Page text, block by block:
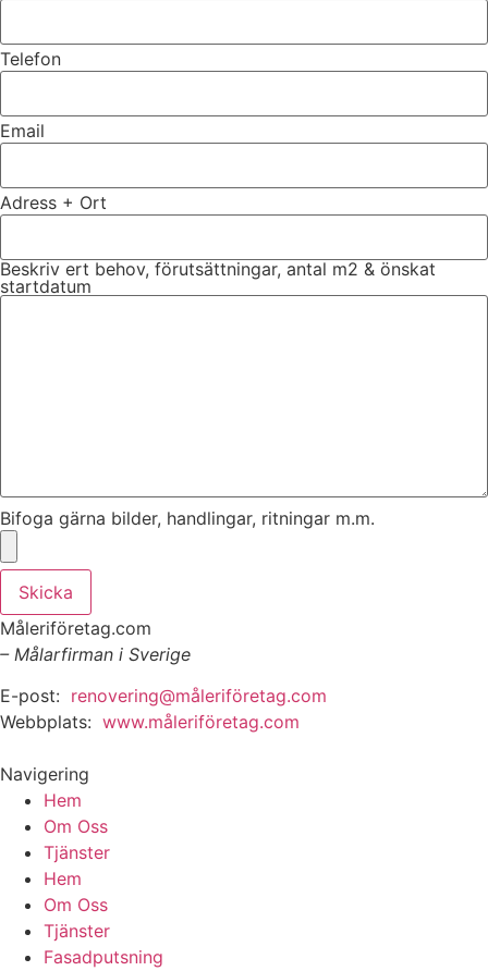
Telefon
Email
Adress + Ort
Beskriv ert behov, förutsättningar, antal m2 & önskat
startdatum
Bifoga gärna bilder, handlingar, ritningar m.m.
Skicka
Måleriföretag.com
– Målarfirman i Sverige
E-post: renovering@måleriföretag.com
Webbplats: www.måleriföretag.com
Navigering
Hem
Om Oss
Tjänster
Hem
Om Oss
Tjänster
Fasadputsning